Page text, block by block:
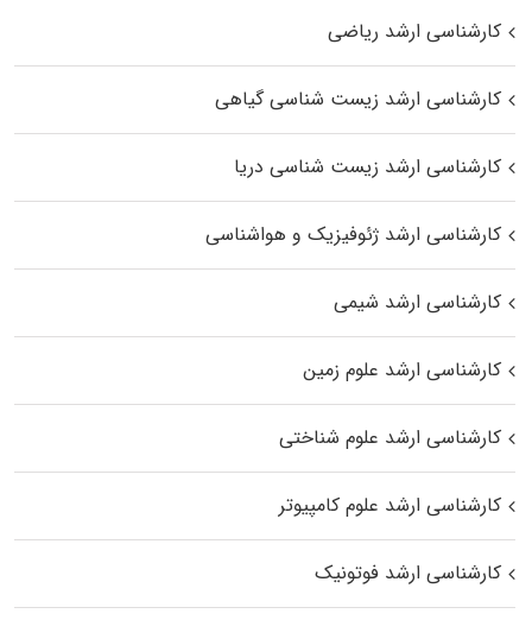
کارشناسی ارشد ریاضی
کارشناسی ارشد زیست‌ شناسی گیاهی
کارشناسی ارشد زیست‌ شناسی دریا
کارشناسی ارشد ژئوفیزیک و هواشناسی
کارشناسی ارشد شیمی
کارشناسی ارشد علوم زمین
کارشناسی ارشد علوم شناختی
کارشناسی ارشد علوم کامپیوتر
کارشناسی ارشد فوتونیک